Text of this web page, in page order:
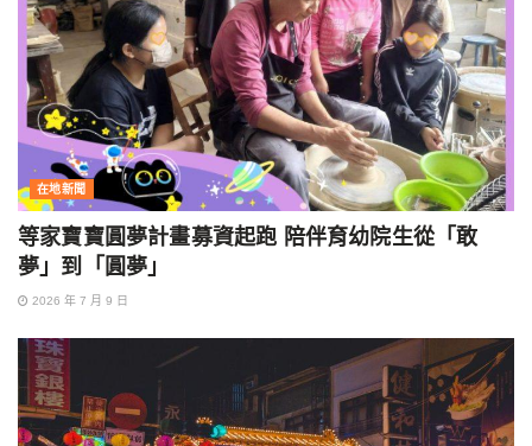
在地新聞
等家寶寶圓夢計畫募資起跑 陪伴育幼院生從「敢
夢」到「圓夢」
2026 年 7 月 9 日